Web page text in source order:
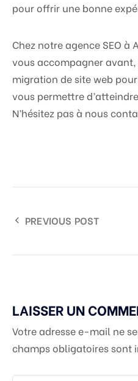
pour offrir une bonne
Chez notre agence SEO à
vous accompagner
migration de site web
vous permettre
N’hésitez pas à nous
PREVIOUS POST
LAISSER UN
Votre adresse e-mail ne
champs obligatoires sont